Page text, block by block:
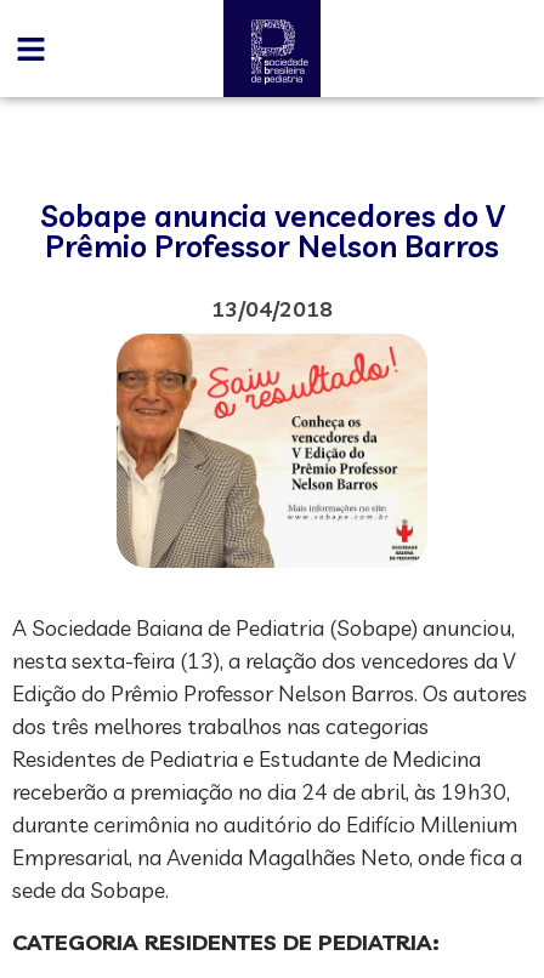
Sobape anuncia vencedores do V
Prêmio Professor Nelson Barros
13/04/2018
A Sociedade Baiana de Pediatria (Sobape) anunciou,
nesta sexta-feira (13), a relação dos vencedores da V
Edição do Prêmio Professor Nelson Barros. Os autores
dos três melhores trabalhos nas categorias
Residentes de Pediatria e Estudante de Medicina
receberão a premiação no dia 24 de abril, às 19h30,
durante cerimônia no auditório do Edifício Millenium
Empresarial, na Avenida Magalhães Neto, onde fica a
sede da Sobape.
CATEGORIA RESIDENTES DE PEDIATRIA: